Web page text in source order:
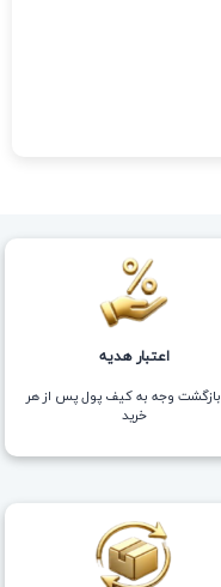
اعتبار هدیه
5٪ بازگشت وجه به کیف پول پس از هر
خرید